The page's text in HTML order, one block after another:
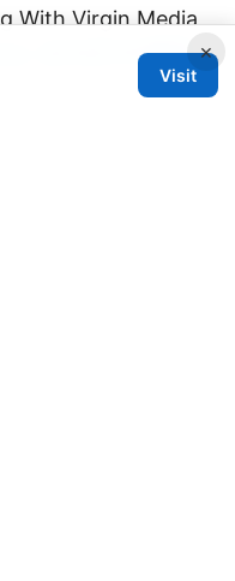
With Virgin Media
全方位VPN教育 ×
Visit